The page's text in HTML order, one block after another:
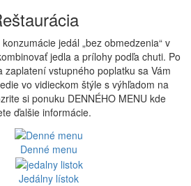
jedál „bez obmedzenia“ v
jedla a prílohy podľa chuti. Po
zaplatení vstupného poplatku sa Vám
vo vidieckom štýle s výhľadom na
si ponuku DENNÉHO MENU kde
ďalšie informácie.
Denné menu
Jedálny lístok